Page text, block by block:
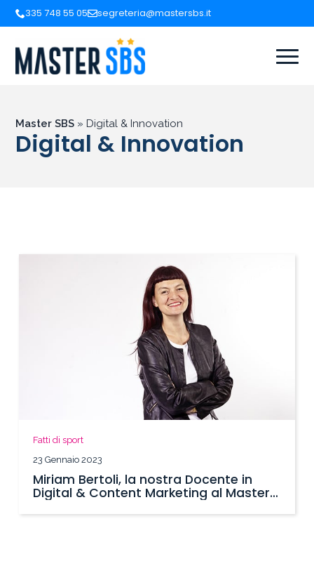
335 748 55 05 segreteria@mastersbs.it
Master SBS » Digital & Innovation
Digital & Innovation
Fatti di sport
23 Gennaio 2023
Miriam Bertoli, la nostra Docente in
Digital & Content Marketing al Master